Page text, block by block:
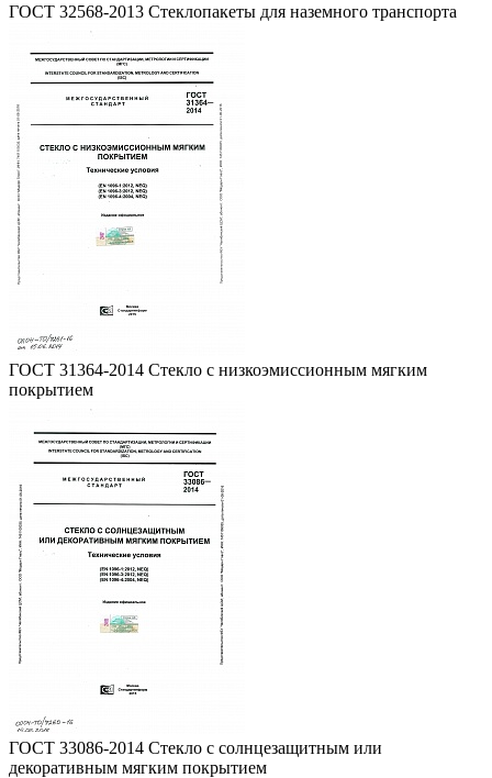
ГОСТ 32568-2013 Стеклопакеты для наземного транспорта
ГОСТ 31364-2014 Стекло с низкоэмиссионным мягким
покрытием
ГОСТ 33086-2014 Стекло с солнцезащитным или
декоративным мягким покрытием